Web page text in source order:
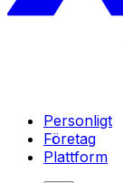
Personligt
Företag
Plattform